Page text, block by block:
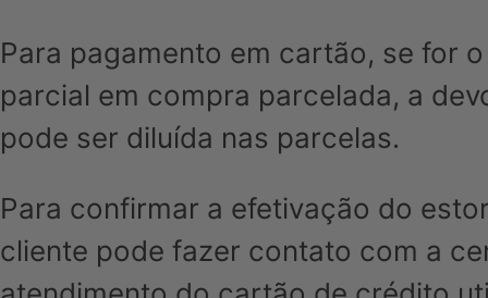
Para pagamento em cartão, se for
parcial em compra parcelada, a
pode ser diluída nas parcelas.
Para confirmar a efetivação do
cliente pode fazer contato com a